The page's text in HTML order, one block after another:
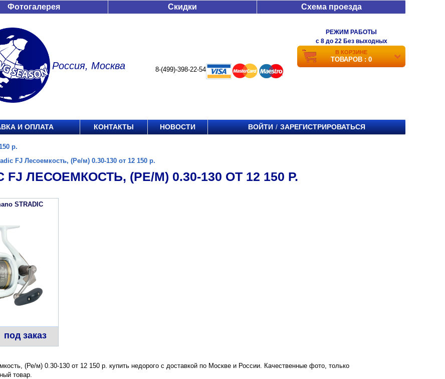
Фотогалерея Скидки Схема проезда
Россия, Москва 8-(499)-398-22-54
РЕЖИМ РАБОТЫ
c 8 до 22 Без выходных
В КОРЗИНЕ
ТОВАРОВ : 0
И ОПЛАТА КОНТАКТЫ НОВОСТИ ВОЙТИ / ЗАРЕГИСТРИРОВАТЬСЯ
р.
FJ Лесоемкость, (Ре/м) 0.30-130 от 12 150 р.
FJ ЛЕСОЕМКОСТЬ, (РЕ/М) 0.30-130 ОТ 12 150 Р.
STRADIC
под заказ
(Ре/м) 0.30-130 от 12 150 р. купить недорого с доставкой по Москве и России. Качественные фото, только
товар.